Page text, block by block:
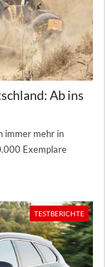
Ab ins
immer mehr in
Exemplare
TESTBERICHTE